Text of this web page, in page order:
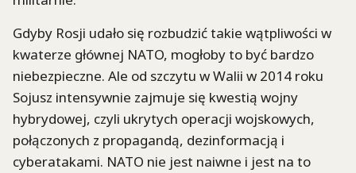
Gdyby Rosji udało się rozbudzić takie wątpliwości w
kwaterze głównej NATO, mogłoby to być bardzo
niebezpieczne. Ale od szczytu w Walii w 2014 roku
Sojusz intensywnie zajmuje się kwestią wojny
hybrydowej, czyli ukrytych operacji wojskowych,
połączonych z propagandą, dezinformacją i
cyberatakami. NATO nie jest naiwne i jest na to